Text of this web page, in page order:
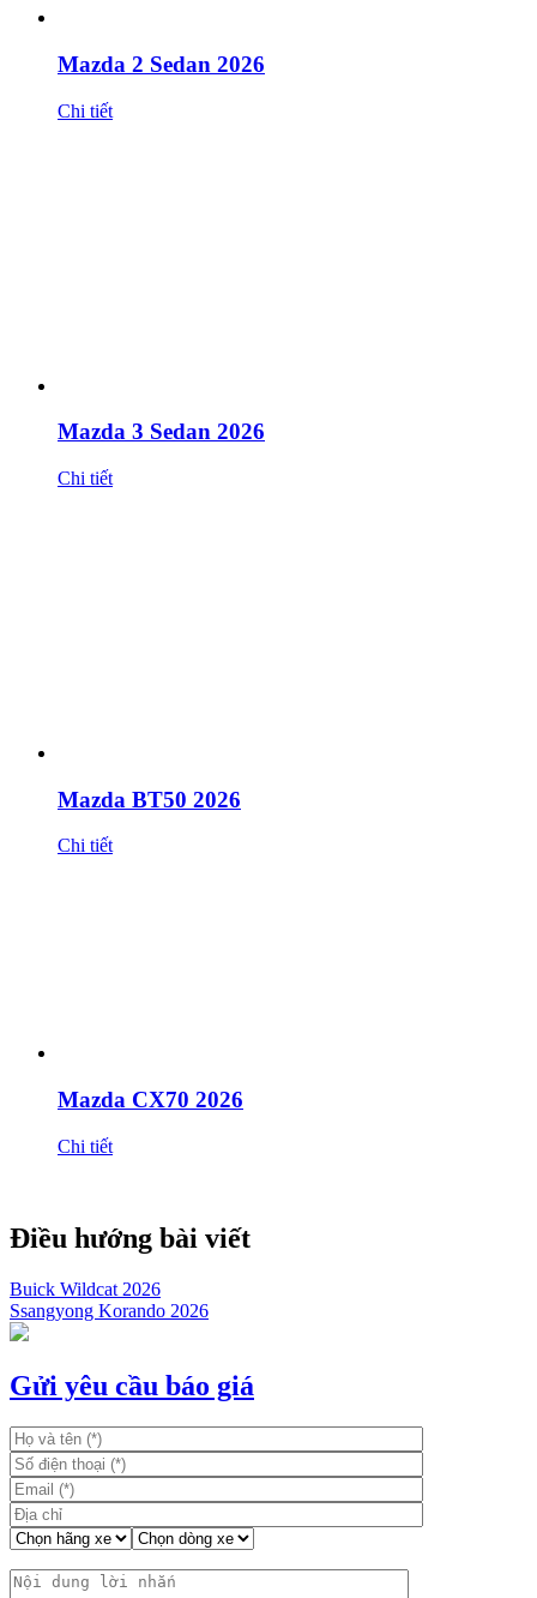
Mazda 2 Sedan 2026
Chi tiết
Mazda 3 Sedan 2026
Chi tiết
Mazda BT50 2026
Chi tiết
Mazda CX70 2026
Chi tiết
Điều hướng bài viết
Buick Wildcat 2026
Ssangyong Korando 2026
Gửi yêu cầu báo giá